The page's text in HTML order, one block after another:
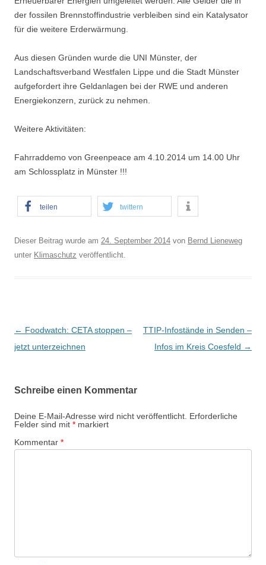
der fossilen Brennstoffindustrie verbleiben sind ein Katalysator
für die weitere Erderwärmung.
Aus diesen Gründen wurde die UNI Münster, der
Landschaftsverband Westfalen Lippe und die Stadt Münster
aufgefordert ihre Geldanlagen bei der RWE und anderen
Energiekonzern, zurück zu nehmen.
Weitere Aktivitäten:
Fahrraddemo von Greenpeace am 4.10.2014 um 14.00 Uhr
am Schlossplatz in Münster !!!
teilen twittern
Dieser Beitrag wurde am 24. September 2014 von Bernd Lieneweg
unter Klimaschutz veröffentlicht.
B
e
r
a
g
s
← Foodwatch: CETA stoppen –
jetzt unterzeichnen
TTIP-Infostände in Senden –
Infos im Kreis Coesfeld →
Schreibe einen Kommentar
Deine E-Mail-Adresse wird nicht veröffentlicht. Erforderliche
Felder sind mit * markiert
Kommentar *